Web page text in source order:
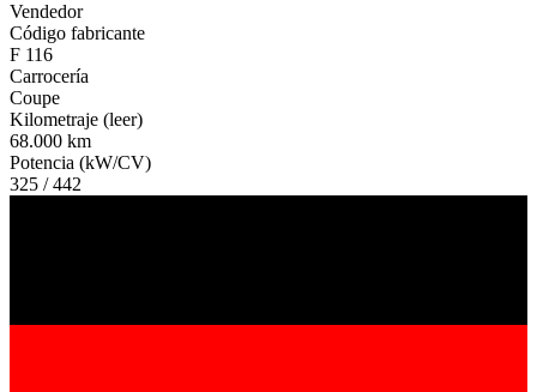
Vendedor
Código fabricante
F 116
Carrocería
Coupe
Kilometraje (leer)
68.000 km
Potencia (kW/CV)
325 / 442